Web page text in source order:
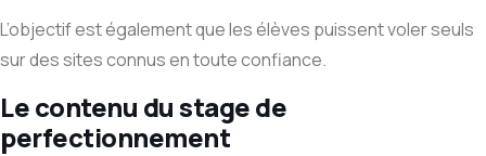
L’objectif est également que les élèves puissent voler seuls
sur des sites connus en toute confiance.
Le contenu du stage de
perfectionnement